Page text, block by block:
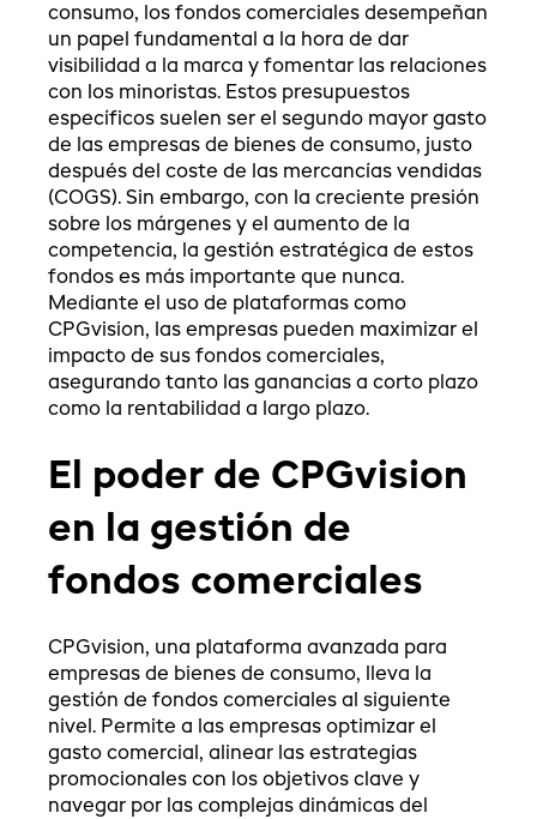
consumo, los fondos comerciales desempeñan
un papel fundamental a la hora de dar
visibilidad a la marca y fomentar las relaciones
con los minoristas. Estos presupuestos
específicos suelen ser el segundo mayor gasto
de las empresas de bienes de consumo, justo
después del coste de las mercancías vendidas
(COGS). Sin embargo, con la creciente presión
sobre los márgenes y el aumento de la
competencia, la gestión estratégica de estos
fondos es más importante que nunca.
Mediante el uso de plataformas como
CPGvision, las empresas pueden maximizar el
impacto de sus fondos comerciales,
asegurando tanto las ganancias a corto plazo
como la rentabilidad a largo plazo.
El poder de CPGvision
en la gestión de
fondos comerciales
CPGvision, una plataforma avanzada para
empresas de bienes de consumo, lleva la
gestión de fondos comerciales al siguiente
nivel. Permite a las empresas optimizar el
gasto comercial, alinear las estrategias
promocionales con los objetivos clave y
navegar por las complejas dinámicas del